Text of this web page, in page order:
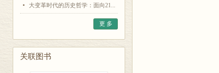
大变革时代的历史哲学：面向21...
更 多
关联图书